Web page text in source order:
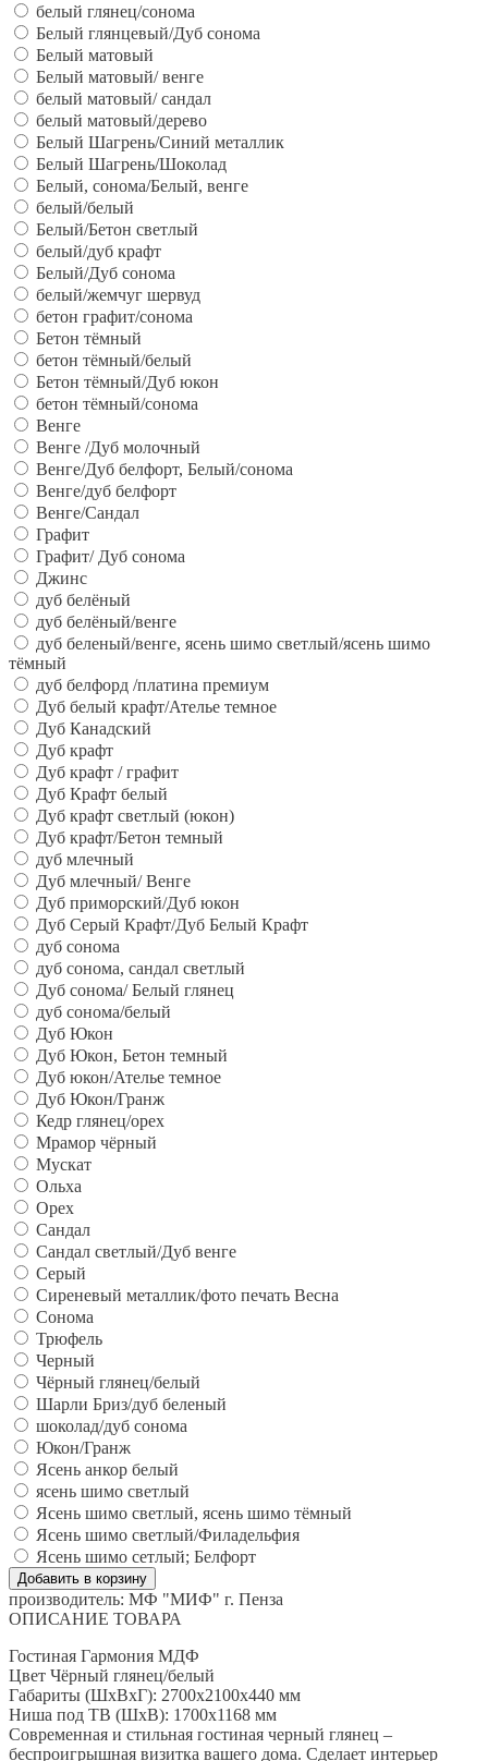
белый глянец/сонома
Белый глянцевый/Дуб сонома
Белый матовый
Белый матовый/ венге
белый матовый/ сандал
белый матовый/дерево
Белый Шагрень/Синий металлик
Белый Шагрень/Шоколад
Белый, сонома/Белый, венге
белый/белый
Белый/Бетон светлый
белый/дуб крафт
Белый/Дуб сонома
белый/жемчуг шервуд
бетон графит/сонома
Бетон тёмный
бетон тёмный/белый
Бетон тёмный/Дуб юкон
бетон тёмный/сонома
Венге
Венге /Дуб молочный
Венге/Дуб белфорт, Белый/сонома
Венге/дуб белфорт
Венге/Сандал
Графит
Графит/ Дуб сонома
Джинс
дуб белёный
дуб белёный/венге
дуб беленый/венге, ясень шимо светлый/ясень шимо
тёмный
дуб белфорд /платина премиум
Дуб белый крафт/Ателье темное
Дуб Канадский
Дуб крафт
Дуб крафт / графит
Дуб Крафт белый
Дуб крафт светлый (юкон)
Дуб крафт/Бетон темный
дуб млечный
Дуб млечный/ Венге
Дуб приморский/Дуб юкон
Дуб Серый Крафт/Дуб Белый Крафт
дуб сонома
дуб сонома, сандал светлый
Дуб сонома/ Белый глянец
дуб сонома/белый
Дуб Юкон
Дуб Юкон, Бетон темный
Дуб юкон/Ателье темное
Дуб Юкон/Гранж
Кедр глянец/орех
Мрамор чёрный
Мускат
Ольха
Орех
Сандал
Сандал светлый/Дуб венге
Серый
Сиреневый металлик/фото печать Весна
Сонома
Трюфель
Черный
Чёрный глянец/белый
Шарли Бриз/дуб беленый
шоколад/дуб сонома
Юкон/Гранж
Ясень анкор белый
ясень шимо светлый
Ясень шимо светлый, ясень шимо тёмный
Ясень шимо светлый/Филадельфия
Ясень шимо сетлый; Белфорт
производитель: МФ "МИФ" г. Пенза
ОПИСАНИЕ ТОВАРА
Гостиная Гармония МДФ
Цвет Чёрный глянец/белый
Габариты (ШхВхГ): 2700х2100х440 мм
Ниша под ТВ (ШхВ): 1700х1168 мм
Современная и стильная гостиная черный глянец –
беспроигрышная визитка вашего дома. Сделает интерьер